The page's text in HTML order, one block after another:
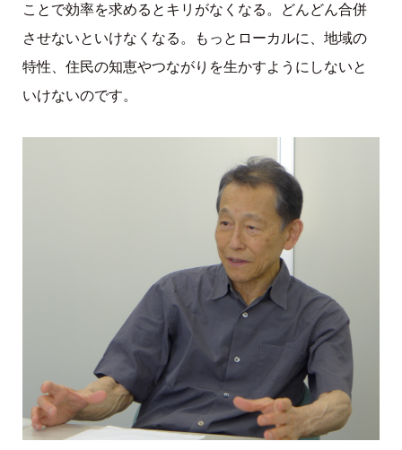
ことで効率を求めるとキリがなくなる。どんどん合併
させないといけなくなる。もっとローカルに、地域の
特性、住民の知恵やつながりを生かすようにしないと
いけないのです。